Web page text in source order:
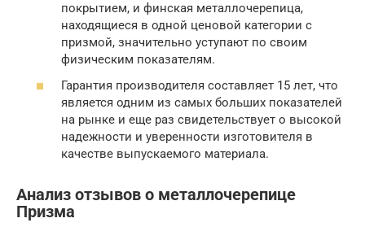
покрытием, и финская металлочерепица,
находящиеся в одной ценовой категории с
призмой, значительно уступают по своим
физическим показателям.
Гарантия производителя составляет 15 лет, что
является одним из самых больших показателей
на рынке и еще раз свидетельствует о высокой
надежности и уверенности изготовителя в
качестве выпускаемого материала.
Анализ отзывов о металлочерепице
Призма